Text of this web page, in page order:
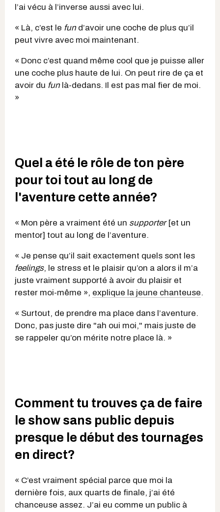
l’ai vécu à l’inverse aussi avec lui.
« Là, c’est le fund’avoir une coche de plus qu’il
peut vivre avec moi maintenant.
« Donc c’est quand même cool que je puisse aller
une coche plus haute de lui. On peut rire de ça et
avoir du funlà-dedans. Il est pas mal fier de moi.
»
Quel a été le rôle de ton père
pour toi tout au long de
l'aventure cette année?
« Mon père a vraiment été un supporter [et un
mentor] tout au long de l’aventure.
« Je pense qu’il sait exactement quels sont les
feelings, le stress et le plaisir qu’on a alors il m’a
juste vraiment supporté à avoir du plaisir et
rester moi-même », explique la jeune chanteuse.
« Surtout, de prendre ma place dans l’aventure.
Donc, pas juste dire "ah oui moi," mais juste de
se rappeler qu’on mérite notre place là. »
Comment tu trouves ça de faire
le show sans public depuis
presque le début des tournages
en direct?
« C’est vraiment spécial parce que moi la
dernière fois, aux quarts de finale, j’ai été
chanceuse assez. J’ai eu comme un public à